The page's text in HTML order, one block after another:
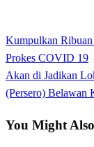
Navigasi
pos
Previous
Post
Kumpulkan
Prokes COVID 19
Next
Post
Akan di Jadikan
(Persero) Belawan
You Might